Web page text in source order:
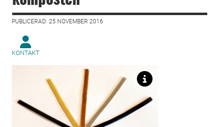
PUBLICERAD: 25 NOVEMBER 2016
KONTAKT